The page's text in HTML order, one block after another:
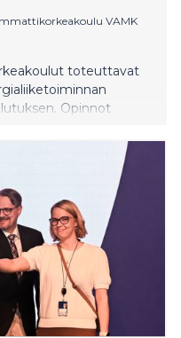
VAMK
toteuttavat
Opinnot
Koulutuksen
2027.